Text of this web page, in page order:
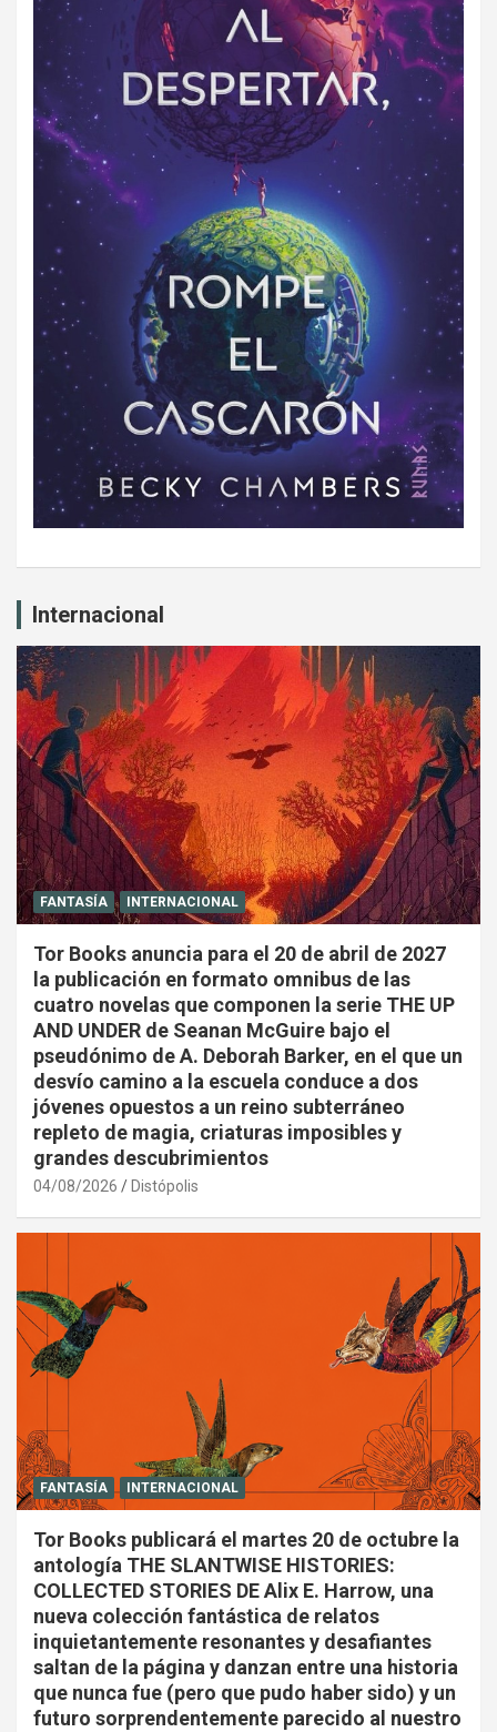
Internacional
FANTASÍA INTERNACIONAL
Tor Books anuncia para el 20 de abril de 2027
la publicación en formato omnibus de las
cuatro novelas que componen la serie THE UP
AND UNDER de Seanan McGuire bajo el
pseudónimo de A. Deborah Barker, en el que un
desvío camino a la escuela conduce a dos
jóvenes opuestos a un reino subterráneo
repleto de magia, criaturas imposibles y
grandes descubrimientos
04/08/2026 Distópolis
FANTASÍA INTERNACIONAL
Tor Books publicará el martes 20 de octubre la
antología THE SLANTWISE HISTORIES:
COLLECTED STORIES DE Alix E. Harrow, una
nueva colección fantástica de relatos
inquietantemente resonantes y desafiantes
saltan de la página y danzan entre una historia
que nunca fue (pero que pudo haber sido) y un
futuro sorprendentemente parecido al nuestro